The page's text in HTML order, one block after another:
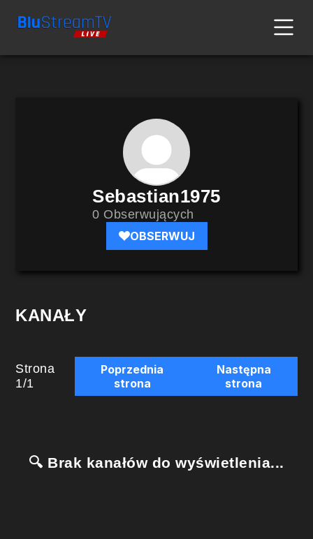
Sebastian1975
0 Obserwujących
OBSERWUJ
KANAŁY
Strona
1/1
Poprzednia
strona
Następna
strona
🔍 Brak kanałów do wyświetlenia...